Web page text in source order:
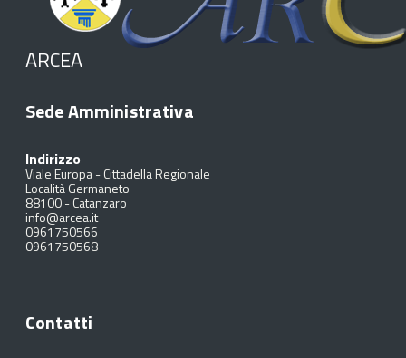
ARCEA
Sede Amministrativa
Indirizzo
Viale Europa - Cittadella Regionale
Località Germaneto
88100-Catanzaro
info@arcea.it
0961750566
0961750568
Contatti